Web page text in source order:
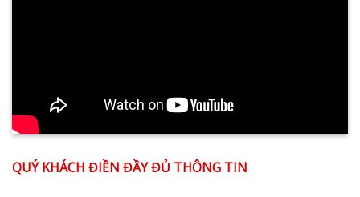
QUÝ KHÁCH ĐIỀN ĐẦY ĐỦ THÔNG TIN